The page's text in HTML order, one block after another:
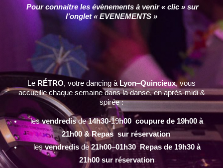
Pour connaitre les évènements à venir « clic » sur
l’onglet « EVENEMENTS »
Le RÉTRO, votre dancing àLyon–Quincieux, vous
accueille chaque semaine dans la danse, en après-midi &
soirée :
lesvendredisde14h30-19h00 coupure de 19h00 à
21h00 & Repas sur réservation
lesvendredisde21h00–01h30 Repas de 19h30 à
21h00 sur réservation